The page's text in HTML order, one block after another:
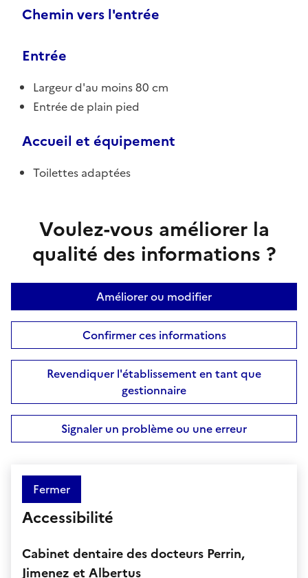
Chemin vers l'entrée
Entrée
Largeur d'au moins 80 cm
Entrée de plain pied
Accueil et équipement
Toilettes adaptées
Voulez-vous améliorer la
qualité des informations ?
Améliorer ou modifier
Confirmer ces informations
Revendiquer l'établissement en tant que
gestionnaire
Signaler un problème ou une erreur
Fermer
Accessibilité
Cabinet dentaire des docteurs Perrin,
Jimenez et Albertus